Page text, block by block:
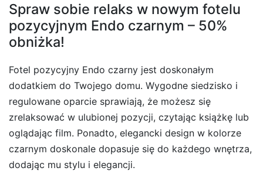
Spraw sobie relaks w nowym fotelu
pozycyjnym Endo czarnym – 50%
obniżka!
Fotel pozycyjny Endo czarny jest doskonałym
dodatkiem do Twojego domu. Wygodne siedzisko i
regulowane oparcie sprawiają, że możesz się
zrelaksować w ulubionej pozycji, czytając książkę lub
oglądając film. Ponadto, elegancki design w kolorze
czarnym doskonale dopasuje się do każdego wnętrza,
dodając mu stylu i elegancji.